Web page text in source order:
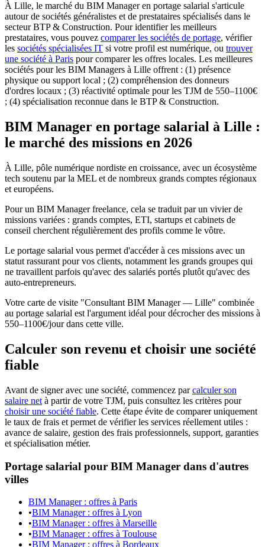
À Lille, le marché du BIM Manager en portage salarial s'articule
autour de sociétés généralistes et de prestataires spécialisés dans le
secteur BTP & Construction. Pour identifier les meilleurs
prestataires, vous pouvez comparer les sociétés de portage, vérifier
les sociétés spécialisées IT si votre profil est numérique, ou trouver
une société à Paris pour comparer les offres locales. Les meilleures
sociétés pour les BIM Managers à Lille offrent : (1) présence
physique ou support local ; (2) compréhension des donneurs
d'ordres locaux ; (3) réactivité optimale pour les TJM de 550–1100€
; (4) spécialisation reconnue dans le BTP & Construction.
BIM Manager en portage salarial à Lille :
le marché des missions en 2026
À Lille, pôle numérique nordiste en croissance, avec un écosystème
tech soutenu par la MEL et de nombreux grands comptes régionaux
et européens.
Pour un BIM Manager freelance, cela se traduit par un vivier de
missions variées : grands comptes, ETI, startups et cabinets de
conseil cherchent régulièrement des profils comme le vôtre.
Le portage salarial vous permet d'accéder à ces missions avec un
statut rassurant pour vos clients, notamment les grands groupes qui
ne travaillent parfois qu'avec des salariés portés plutôt qu'avec des
auto-entrepreneurs.
Votre carte de visite "Consultant BIM Manager — Lille" combinée
au portage salarial est l'argument idéal pour décrocher des missions à
550–1100€/jour dans cette ville.
Calculer son revenu et choisir une société
fiable
Avant de signer avec une société, commencez parcalculer son
salaire net à partir de votre TJM, puis consultez les critères pour
choisir une société fiable. Cette étape évite de comparer uniquement
le taux de frais et permet de vérifier les services réellement utiles :
avance de salaire, gestion des frais professionnels, support, garanties
et spécialisation métier.
Portage salarial pour BIM Manager dans d'autres
villes
BIM Manager : offres à Paris
•BIM Manager : offres à Lyon
•BIM Manager : offres à Marseille
•BIM Manager : offres à Toulouse
•BIM Manager : offres à Bordeaux